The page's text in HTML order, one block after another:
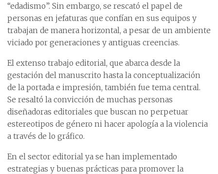
“edadismo”. Sin embargo, se rescató el papel de
personas en jefaturas que confían en sus equipos y
trabajan de manera horizontal, a pesar de un ambiente
viciado por generaciones y antiguas creencias.
El extenso trabajo editorial, que abarca desde la
gestación del manuscrito hasta la conceptualización
de la portada e impresión, también fue tema central.
Se resaltó la convicción de muchas personas
diseñadoras editoriales que buscan no perpetuar
estereotipos de género ni hacer apología a la violencia
a través de lo gráfico.
En el sector editorial ya se han implementado
estrategias y buenas prácticas para promover la